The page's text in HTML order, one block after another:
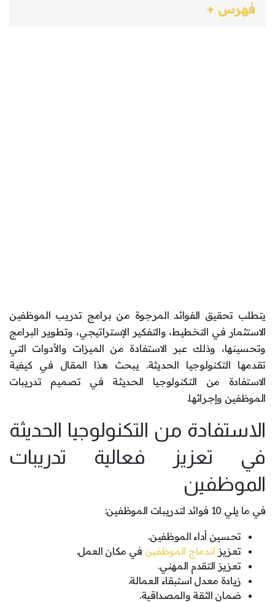
فهرس +
يتطلب تحقيق الفوائد المرجوة من برامج تدريب الموظفين
الاستثمار في التخطيط، والتفكير الإستراتيجي، وتطوير البرامج
وتحسينها، وذلك عبر الاستفادة من الميزات والأدوات التي
تقدمها التكنولوجيا الحديثة. يبحث هذا المقال في كيفية
الاستفادة من التكنولوجيا الحديثة في تصميم تدريبات
الموظفين وإجرائها.
الاستفادة من التكنولوجيا الحديثة
في تعزيز فعالية تدريبات
الموظفين
في ما يلي 10 فوائد لتدريبات الموظفين:
تحسين أداء الموظفين.
تعزيز اندماج الموظفين في مكان العمل.
تعزيز التقدم المهني.
زيادة معدل استبقاء العمالة.
ضمان الثقة والمصداقية.